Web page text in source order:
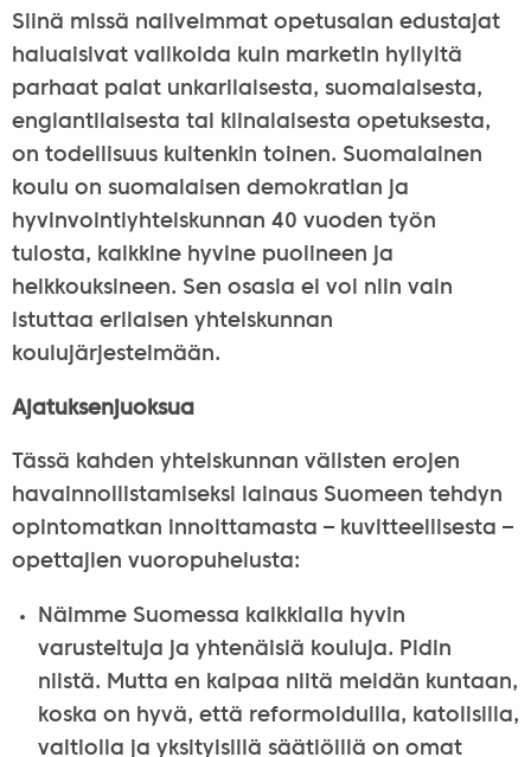
Siinä missä naiiveimmat opetusalan edustajat
haluaisivat valikoida kuin marketin hyllyltä
parhaat palat unkarilaisesta, suomalaisesta,
englantilaisesta tai kiinalaisesta opetuksesta,
on todellisuus kuitenkin toinen. Suomalainen
koulu on suomalaisen demokratian ja
hyvinvointiyhteiskunnan 40 vuoden työn
tulosta, kaikkine hyvine puolineen ja
heikkouksineen. Sen osasia ei voi niin vain
istuttaa erilaisen yhteiskunnan
koulujärjestelmään.
Ajatuksenjuoksua
Tässä kahden yhteiskunnan välisten erojen
havainnollistamiseksi lainaus Suomeen tehdyn
opintomatkan innoittamasta – kuvitteellisesta –
opettajien vuoropuhelusta:
Näimme Suomessa kaikkialla hyvin
varusteltuja ja yhtenäisiä kouluja. Pidin
niistä. Mutta en kaipaa niitä meidän kuntaan,
koska on hyvä, että reformoiduilla, katolisilla,
valtiolla ja yksityisillä säätiöillä on omat